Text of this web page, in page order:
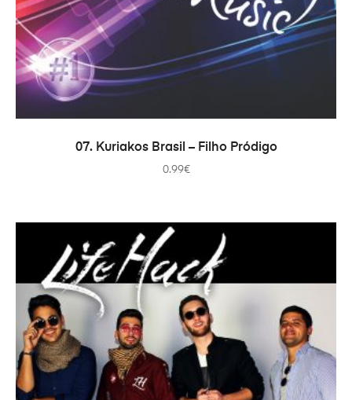
ADICIONAR
07. Kuriakos Brasil – Filho Pródigo
0.99€